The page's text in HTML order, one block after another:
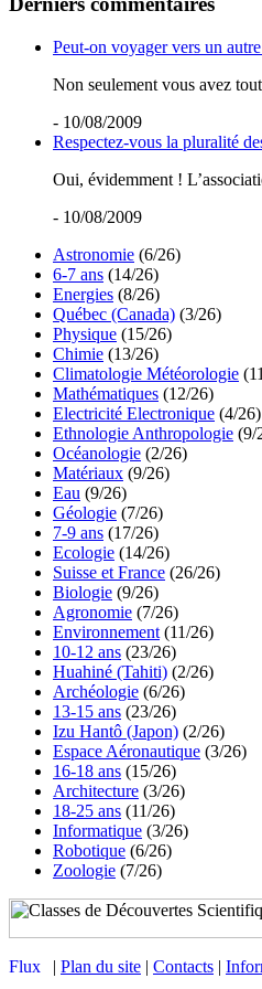
Peut-on voyager vers un
Non seulement vous avez
- 10/08/2009
Respectez-vous la pluralité
Oui, évidemment !
- 10/08/2009
Astronomie (6/26)
6-7 ans (14/26)
Energies (8/26)
Québec (Canada) (3/26)
Physique (15/26)
Chimie (13/26)
Climatologie Météorologie
Mathématiques (12/26)
Electricité Electronique (4/26)
Ethnologie Anthropologie (9/
Océanologie (2/26)
Matériaux (9/26)
Eau (9/26)
Géologie (7/26)
7-9 ans (17/26)
Ecologie (14/26)
Suisse et France (26/26)
Biologie (9/26)
Agronomie (7/26)
Environnement (11/26)
10-12 ans (23/26)
Huahiné (Tahiti) (2/26)
Archéologie (6/26)
13-15 ans (23/26)
Izu Hantô (Japon) (2/26)
Espace Aéronautique (3/26)
16-18 ans (15/26)
Architecture (3/26)
18-25 ans (11/26)
Informatique (3/26)
Robotique (6/26)
Zoologie (7/26)
| Plan du site | Contacts |